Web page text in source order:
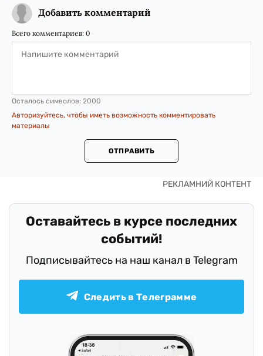
Добавить комментарий
Всего комментариев: 0
Осталось символов: 2000
Авторизуйтесь, чтобы иметь возможность комментировать
материалы
ОТПРАВИТЬ
Оставайтесь в курсе последних
событий!
Подписывайтесь на наш канал в Telegram
Следить в Телеграмме